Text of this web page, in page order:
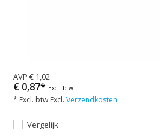
AVP€ 1,02
€ 0,87* Excl. btw
* Excl. btw Excl.Verzendkosten
Vergelijk